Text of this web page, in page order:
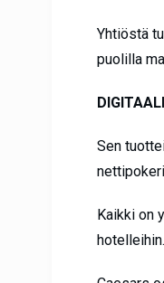
Yhtiöstä
puolilla
Sen
Kaikki on
hotelleihin.